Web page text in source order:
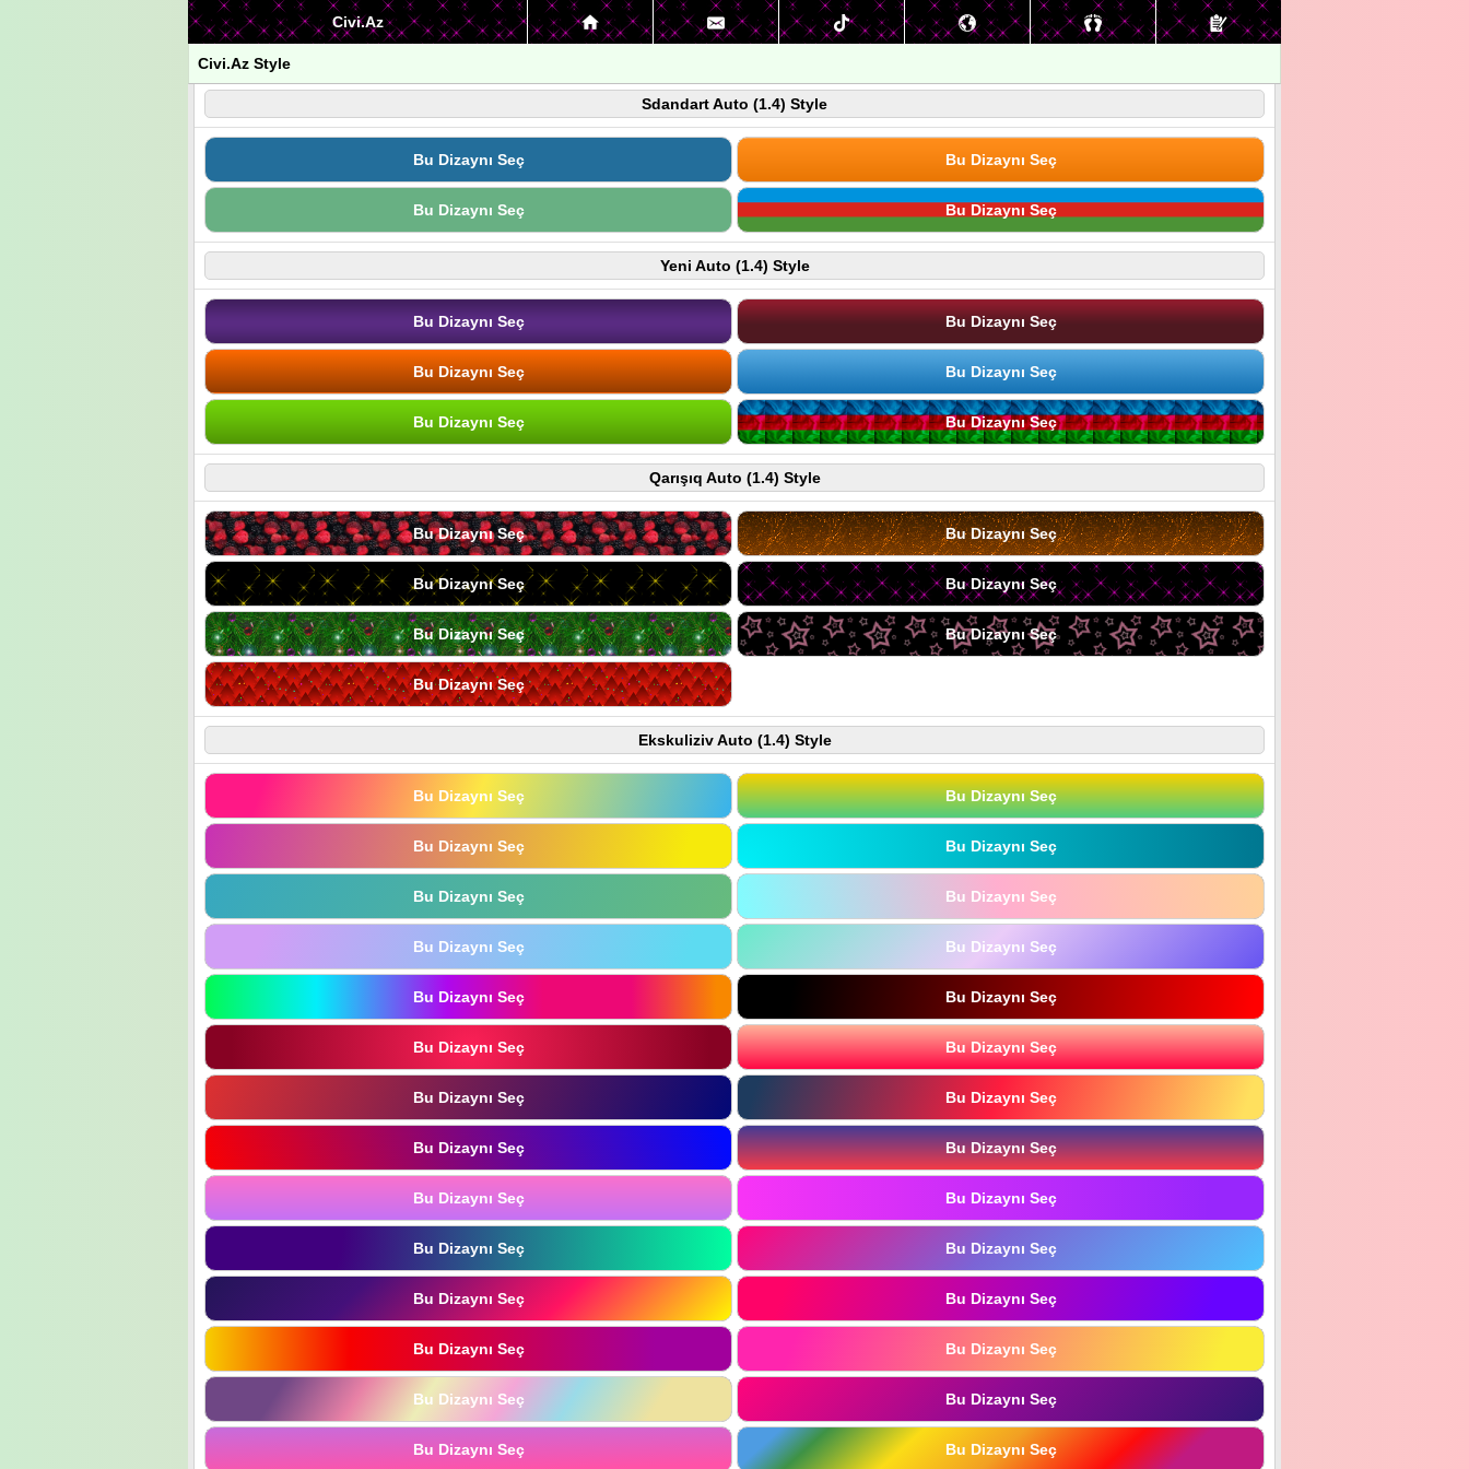
Civi.Az
Civi.Az Style
Sdandart Auto (1.4) Style
Bu Dizaynı Seç Bu Dizaynı Seç
Bu Dizaynı Seç Bu Dizaynı Seç
Yeni Auto (1.4) Style
Bu Dizaynı Seç Bu Dizaynı Seç
Bu Dizaynı Seç Bu Dizaynı Seç
Bu Dizaynı Seç Bu Dizaynı Seç
Qarışıq Auto (1.4) Style
Bu Dizaynı Seç Bu Dizaynı Seç
Bu Dizaynı Seç Bu Dizaynı Seç
Bu Dizaynı Seç Bu Dizaynı Seç
Bu Dizaynı Seç
Ekskuliziv Auto (1.4) Style
Bu Dizaynı Seç Bu Dizaynı Seç
Bu Dizaynı Seç Bu Dizaynı Seç
Bu Dizaynı Seç Bu Dizaynı Seç
Bu Dizaynı Seç Bu Dizaynı Seç
Bu Dizaynı Seç Bu Dizaynı Seç
Bu Dizaynı Seç Bu Dizaynı Seç
Bu Dizaynı Seç Bu Dizaynı Seç
Bu Dizaynı Seç Bu Dizaynı Seç
Bu Dizaynı Seç Bu Dizaynı Seç
Bu Dizaynı Seç Bu Dizaynı Seç
Bu Dizaynı Seç Bu Dizaynı Seç
Bu Dizaynı Seç Bu Dizaynı Seç
Bu Dizaynı Seç Bu Dizaynı Seç
Bu Dizaynı Seç Bu Dizaynı Seç